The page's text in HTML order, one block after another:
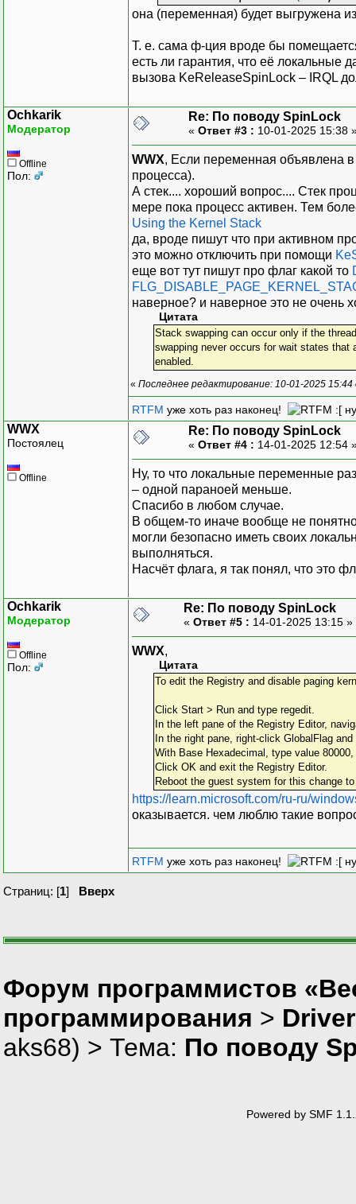
она (переменная) будет выгружена
Т. е. сама ф-ция вроде бы
есть ли гарантия, что её локальные
вызова KeReleaseSpinLock – IRQL
Ochkarik
Модератор
Offline
Пол:
Re: По поводу SpinLock
« Ответ #3 : 10-01-2025 15:38
WWX, Если переменная объявлена в
процесса).
А стек.... хороший вопрос.... Стек
мере пока процесс активен. Тем
Using the Kernel Stack
да, вроде пишут что при активном
это можно отключить при помощи
еще вот тут пишут про флаг какой то
наверное? и наверное это не очень
Цитата
Stack swapping can occur only if the
swapping never occurs for wait states that
enabled.
« Последнее редактирование: 10-01-2025
RTFM уже хоть раз наконец! :[
WWX
Постоялец
Offline
Re: По поводу SpinLock
« Ответ #4 : 14-01-2025 12:54
Ну, то что локальные переменные
– одной параноей меньше.
Спасибо в любом случае.
В общем-то иначе вообще не
могли безопасно иметь своих
выполняться.
Насчёт флага, я так понял, что это
Ochkarik
Модератор
Offline
Пол:
Re: По поводу SpinLock
« Ответ #5 : 14-01-2025 13:15 »
WWX,
Цитата
To edit the Registry and disable paging
Click Start > Run and type regedit.
In the left pane of the Registry Editor,
In the right pane, right‐click GlobalFlag
With Base Hexadecimal, type value
Click OK and exit the Registry Editor.
Reboot the guest system for this change
https://learn.microsoft.com/ru-ru/
оказывается. чем люблю такие
RTFM уже хоть раз наконец! :[
Страниц: [1] Вверх
Форум программистов
программирования >
aks68) > Тема: По поводу
Powered by SMF